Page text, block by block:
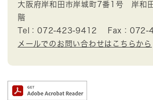
大阪府岸和田市岸城町7番1号 岸和
階
Tel：072-423-9412
Fax：072-
メールでのお問い合わせはこちらから